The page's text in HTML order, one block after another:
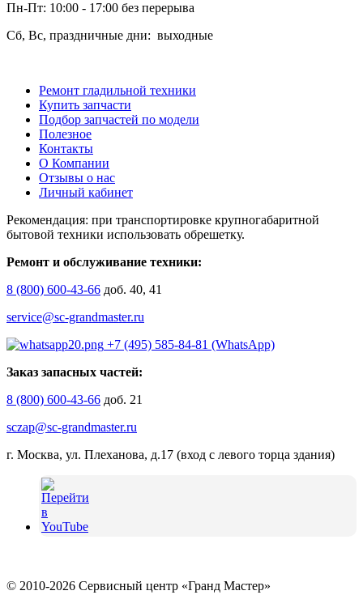
Пн-Пт: 10:00 - 17:00 без перерыва
Сб, Вс, праздничные дни: выходные
Ремонт гладильной техники
Купить запчасти
Подбор запчастей по модели
Полезное
Контакты
О Компании
Отзывы о нас
Личный кабинет
Рекомендация: при транспортировке крупногабаритной
бытовой техники использовать обрешетку.
Ремонт и обслуживание техники:
8 (800) 600-43-66 доб. 40, 41
service@sc-grandmaster.ru
+7 (495) 585-84-81 (WhatsApp)
Заказ запасных частей:
8 (800) 600-43-66 доб. 21
sczap@sc-grandmaster.ru
г. Москва, ул. Плеханова, д.17 (вход с левого торца здания)
© 2010-2026 Сервисный центр «Гранд Мастер»